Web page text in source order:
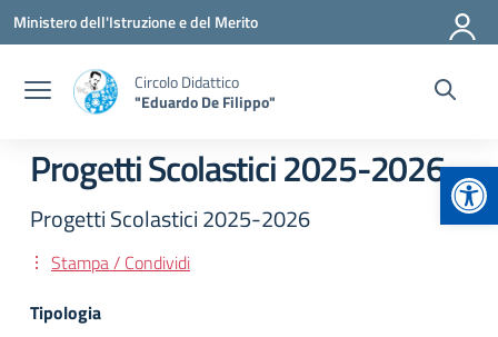
Vai ai contenuti
Vai al menu di navigazione
Vai al footer
Ministero dell'Istruzione e del Merito
Circolo Didattico
"Eduardo De Filippo"
Progetti Scolastici 2025-2026
Progetti Scolastici 2025-2026
Stampa / Condividi
Tipologia